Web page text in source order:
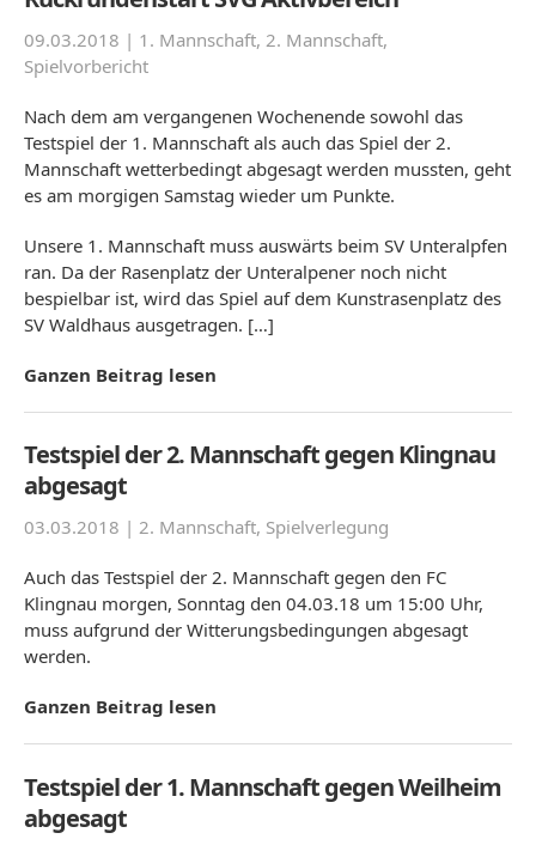
09.03.2018 | 1. Mannschaft, 2. Mannschaft,
Spielvorbericht
Nach dem am vergangenen Wochenende sowohl das
Testspiel der 1. Mannschaft als auch das Spiel der 2.
Mannschaft wetterbedingt abgesagt werden mussten, geht
es am morgigen Samstag wieder um Punkte.
Unsere 1. Mannschaft muss auswärts beim SV Unteralpfen
ran. Da der Rasenplatz der Unteralpener noch nicht
bespielbar ist, wird das Spiel auf dem Kunstrasenplatz des
SV Waldhaus ausgetragen. […]
Ganzen Beitrag lesen
Testspiel der 2. Mannschaft gegen Klingnau
abgesagt
03.03.2018 | 2. Mannschaft, Spielverlegung
Auch das Testspiel der 2. Mannschaft gegen den FC
Klingnau morgen, Sonntag den 04.03.18 um 15:00 Uhr,
muss aufgrund der Witterungsbedingungen abgesagt
werden.
Ganzen Beitrag lesen
Testspiel der 1. Mannschaft gegen Weilheim
abgesagt